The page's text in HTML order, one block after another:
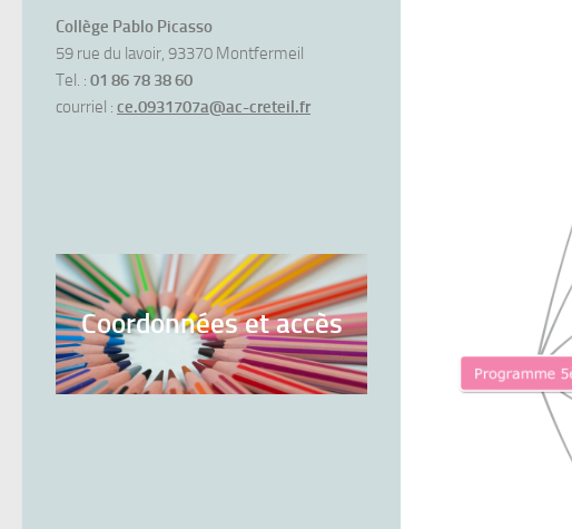
Collège Pablo Picasso
59 rue du lavoir, 93370 Montfermeil
Tel. : 01 86 78 38 60
courriel : ce.0931707a@ac-creteil.fr
Coordonnées et accès